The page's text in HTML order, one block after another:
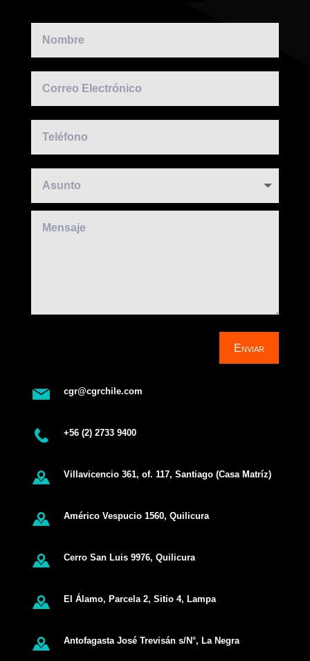
Enviar
cgr@cgrchile.com
+56 (2) 2733 9400
Villavicencio 361, of. 117, Santiago (Casa Matríz)
Américo Vespucio 1560, Quilicura
Cerro San Luis 9976, Quilicura
El Álamo, Parcela 2, Sitio 4, Lampa
Antofagasta José Trevisán s/N°, La Negra